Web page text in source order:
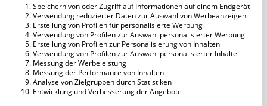
Speichern von oder Zugriff auf Informationen auf einem Endgerät
Verwendung reduzierter Daten zur Auswahl von Werbeanzeigen
Erstellung von Profilen für personalisierte Werbung
Verwendung von Profilen zur Auswahl personalisierter Werbung
Erstellung von Profilen zur Personalisierung von Inhalten
Verwendung von Profilen zur Auswahl personalisierter Inhalte
Messung der Werbeleistung
Messung der Performance von Inhalten
Analyse von Zielgruppen durch Statistiken
Entwicklung und Verbesserung der Angebote
(Nutzer gelöscht)
30.01.2023 19:57
Habe öffters mal Small talk mit
tollen Menschen hier und habe
dadurch private Freundschaften
schließen können.